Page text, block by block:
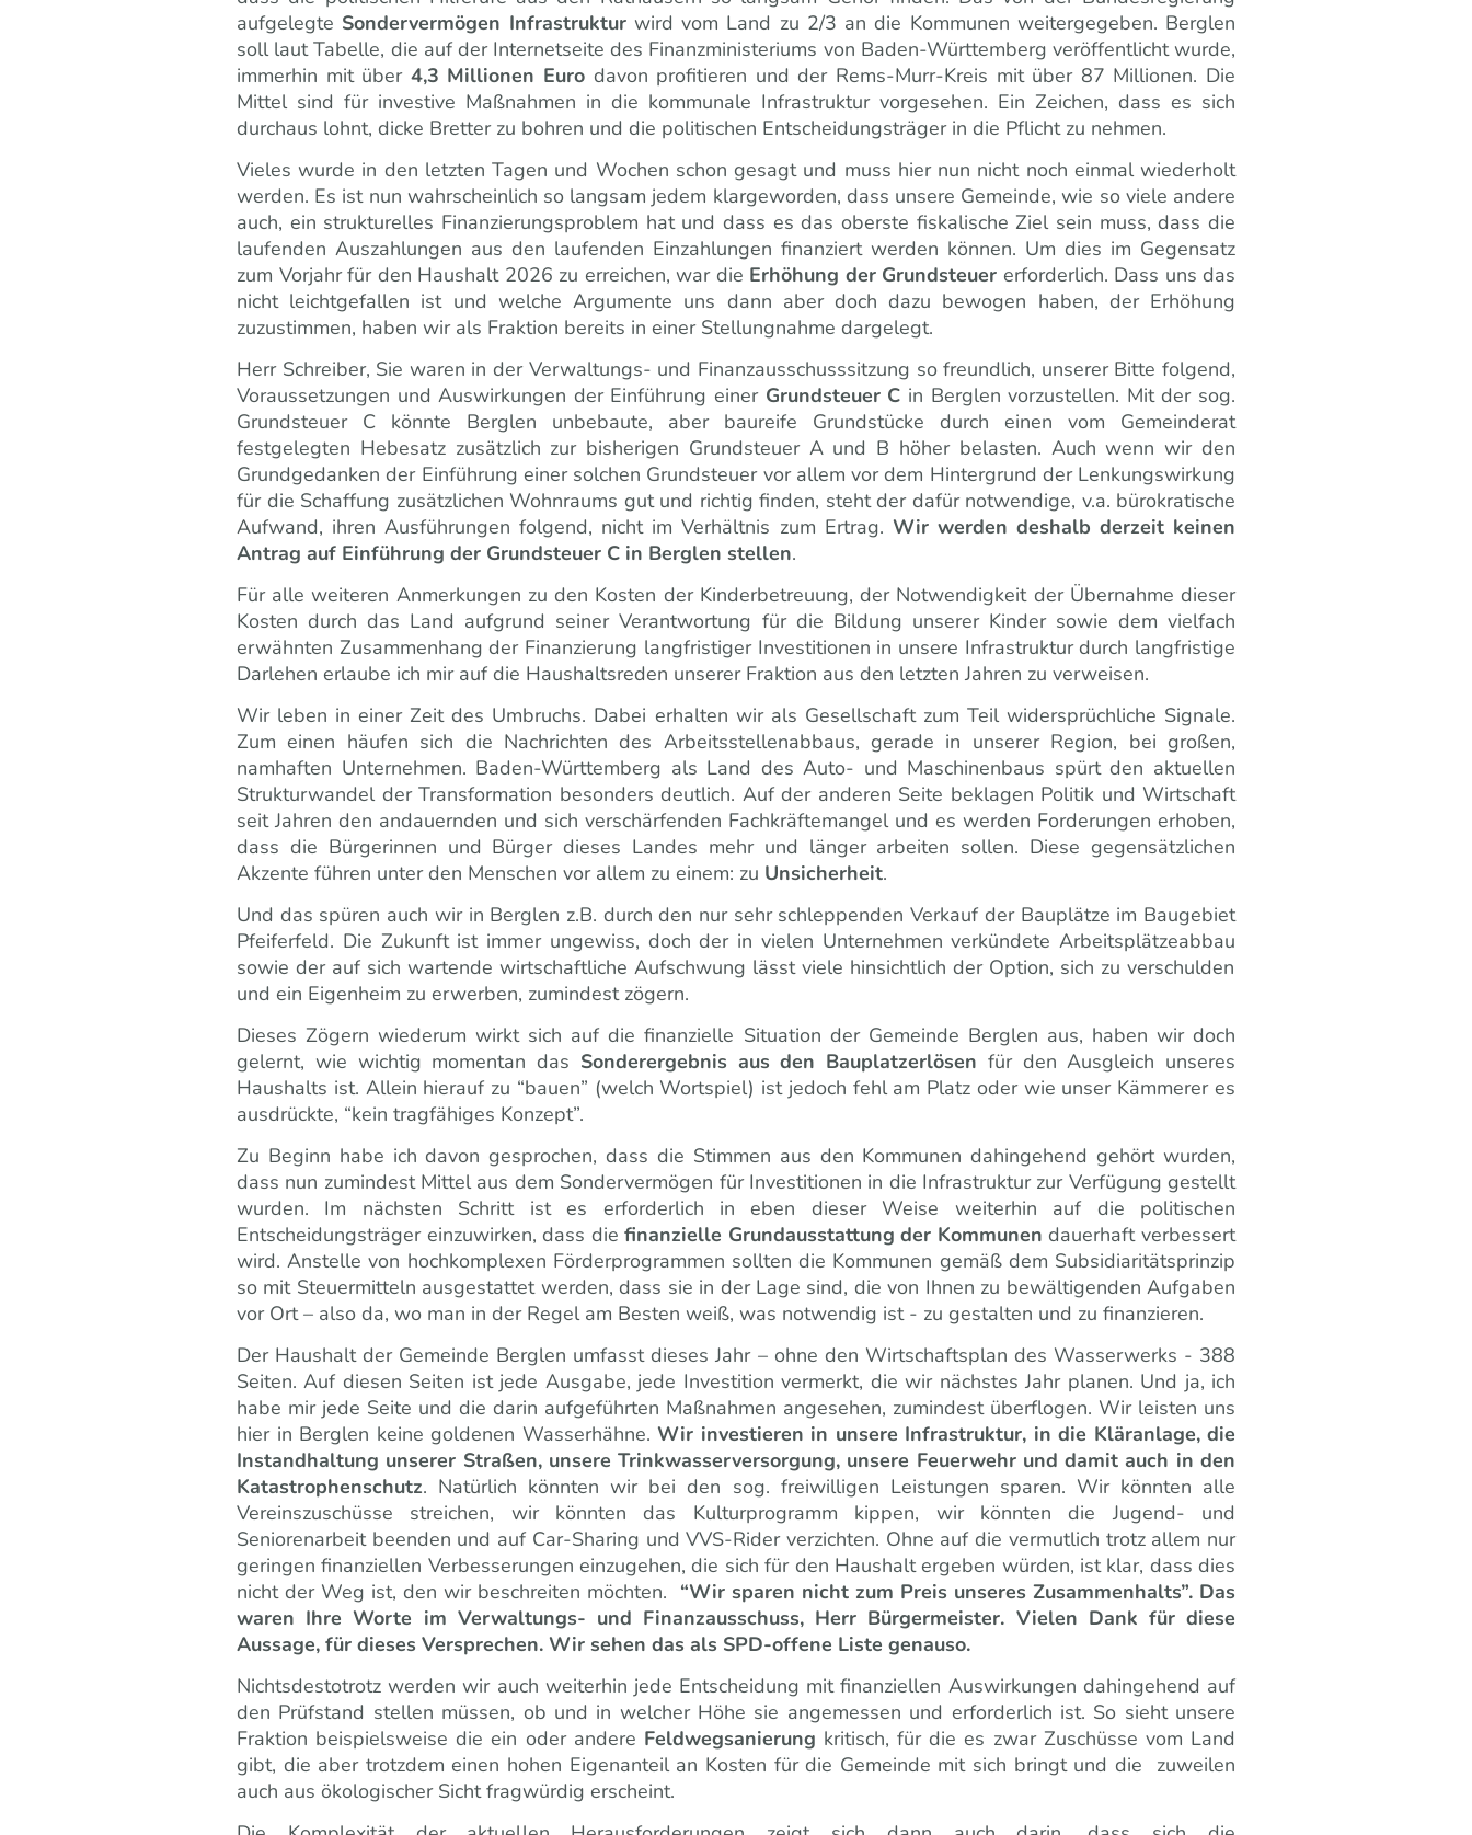
aufgelegte Sondervermögen Infrastrukturwird vom Land zu 2/3 an die Kommunen weitergegeben. Berglen
soll laut Tabelle, die auf der Internetseite des Finanzministeriums von Baden-Württemberg veröffentlicht wurde,
immerhin mit über 4,3 Millionen Euro davon profitieren und der Rems-Murr-Kreis mit über 87 Millionen. Die
Mittel sind für investive Maßnahmen in die kommunale Infrastruktur vorgesehen. Ein Zeichen, dass es sich
durchaus lohnt, dicke Bretter zu bohren und die politischen Entscheidungsträger in die Pflicht zu nehmen.
Vieles wurde in den letzten Tagen und Wochen schon gesagt und muss hier nun nicht noch einmal wiederholt
werden. Es ist nun wahrscheinlich so langsam jedem klargeworden, dass unsere Gemeinde, wie so viele andere
auch, ein strukturelles Finanzierungsproblem hat und dass es das oberste fiskalische Ziel sein muss, dass die
laufenden Auszahlungen aus den laufenden Einzahlungen finanziert werden können. Um dies im Gegensatz
zum Vorjahr für den Haushalt 2026 zu erreichen, war die Erhöhung der Grundsteuer erforderlich. Dass uns das
nicht leichtgefallen ist und welche Argumente uns dann aber doch dazu bewogen haben, der Erhöhung
zuzustimmen, haben wir als Fraktion bereits in einer Stellungnahme dargelegt.
Herr Schreiber, Sie waren in der Verwaltungs- und Finanzausschusssitzung so freundlich, unserer Bitte folgend,
Voraussetzungen und Auswirkungen der Einführung einer Grundsteuer C in Berglen vorzustellen. Mit der sog.
Grundsteuer C könnte Berglen unbebaute, aber baureife Grundstücke durch einen vom Gemeinderat
festgelegten Hebesatz zusätzlich zur bisherigen Grundsteuer A und B höher belasten. Auch wenn wir den
Grundgedanken der Einführung einer solchen Grundsteuer vor allem vor dem Hintergrund der Lenkungswirkung
für die Schaffung zusätzlichen Wohnraums gut und richtig finden, steht der dafür notwendige, v.a. bürokratische
Aufwand, ihren Ausführungen folgend, nicht im Verhältnis zum Ertrag. Wir werden deshalb derzeit keinen
Antrag auf Einführung der Grundsteuer C in Berglen stellen.
Für alle weiteren Anmerkungen zu den Kosten der Kinderbetreuung, der Notwendigkeit der Übernahme dieser
Kosten durch das Land aufgrund seiner Verantwortung für die Bildung unserer Kinder sowie dem vielfach
erwähnten Zusammenhang der Finanzierung langfristiger Investitionen in unsere Infrastruktur durch langfristige
Darlehen erlaube ich mir auf die Haushaltsreden unserer Fraktion aus den letzten Jahren zu verweisen.
Wir leben in einer Zeit des Umbruchs. Dabei erhalten wir als Gesellschaft zum Teil widersprüchliche Signale.
Zum einen häufen sich die Nachrichten des Arbeitsstellenabbaus, gerade in unserer Region, bei großen,
namhaften Unternehmen. Baden-Württemberg als Land des Auto- und Maschinenbaus spürt den aktuellen
Strukturwandel der Transformation besonders deutlich. Auf der anderen Seite beklagen Politik und Wirtschaft
seit Jahren den andauernden und sich verschärfenden Fachkräftemangel und es werden Forderungen erhoben,
dass die Bürgerinnen und Bürger dieses Landes mehr und länger arbeiten sollen. Diese gegensätzlichen
Akzente führen unter den Menschen vor allem zu einem: zu Unsicherheit.
Und das spüren auch wir in Berglen z.B. durch den nur sehr schleppenden Verkauf der Bauplätze im Baugebiet
Pfeiferfeld. Die Zukunft ist immer ungewiss, doch der in vielen Unternehmen verkündete Arbeitsplätzeabbau
sowie der auf sich wartende wirtschaftliche Aufschwung lässt viele hinsichtlich der Option, sich zu verschulden
und ein Eigenheim zu erwerben, zumindest zögern.
Dieses Zögern wiederum wirkt sich auf die finanzielle Situation der Gemeinde Berglen aus, haben wir doch
gelernt, wie wichtig momentan das Sonderergebnis aus den Bauplatzerlösen für den Ausgleich unseres
Haushalts ist. Allein hierauf zu “bauen” (welch Wortspiel) ist jedoch fehl am Platz oder wie unser Kämmerer es
ausdrückte, “kein tragfähiges Konzept”.
Zu Beginn habe ich davon gesprochen, dass die Stimmen aus den Kommunen dahingehend gehört wurden,
dass nun zumindest Mittel aus dem Sondervermögen für Investitionen in die Infrastruktur zur Verfügung gestellt
wurden. Im nächsten Schritt ist es erforderlich in eben dieser Weise weiterhin auf die politischen
Entscheidungsträger einzuwirken, dass diefinanzielle Grundausstattung der Kommunen dauerhaft verbessert
wird. Anstelle von hochkomplexen Förderprogrammen sollten die Kommunen gemäß dem Subsidiaritätsprinzip
so mit Steuermitteln ausgestattet werden, dass sie in der Lage sind, die von Ihnen zu bewältigenden Aufgaben
vor Ort – also da, wo man in der Regel am Besten weiß, was notwendig ist - zu gestalten und zu finanzieren.
Der Haushalt der Gemeinde Berglen umfasst dieses Jahr – ohne den Wirtschaftsplan des Wasserwerks - 388
Seiten. Auf diesen Seiten ist jede Ausgabe, jede Investition vermerkt, die wir nächstes Jahr planen. Und ja, ich
habe mir jede Seite und die darin aufgeführten Maßnahmen angesehen, zumindest überflogen. Wir leisten uns
hier in Berglen keine goldenen Wasserhähne. Wir investieren in unsere Infrastruktur, in die Kläranlage, die
Instandhaltung unserer Straßen, unsere Trinkwasserversorgung, unsere Feuerwehr und damit auch in den
Katastrophenschutz. Natürlich könnten wir bei den sog. freiwilligen Leistungen sparen. Wir könnten alle
Vereinszuschüsse streichen, wir könnten das Kulturprogramm kippen, wir könnten die Jugend- und
Seniorenarbeit beenden und auf Car-Sharing und VVS-Rider verzichten. Ohne auf die vermutlich trotz allem nur
geringen finanziellen Verbesserungen einzugehen, die sich für den Haushalt ergeben würden, ist klar, dass dies
nicht der Weg ist, den wir beschreiten möchten. “Wir sparen nicht zum Preis unseres Zusammenhalts”. Das
waren Ihre Worte im Verwaltungs- und Finanzausschuss, Herr Bürgermeister. Vielen Dank für diese
Aussage, für dieses Versprechen. Wir sehen das als SPD-offene Liste genauso.
Nichtsdestotrotz werden wir auch weiterhin jede Entscheidung mit finanziellen Auswirkungen dahingehend auf
den Prüfstand stellen müssen, ob und in welcher Höhe sie angemessen und erforderlich ist. So sieht unsere
Fraktion beispielsweise die ein oder andere Feldwegsanierung kritisch, für die es zwar Zuschüsse vom Land
gibt, die aber trotzdem einen hohen Eigenanteil an Kosten für die Gemeinde mit sich bringt und die zuweilen
auch aus ökologischer Sicht fragwürdig erscheint.